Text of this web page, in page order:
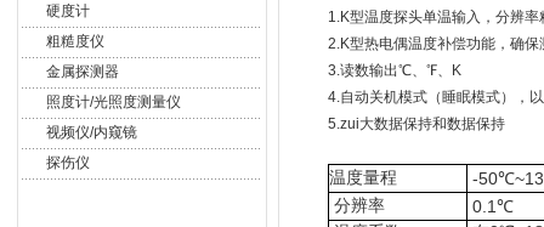
硬度计
粗糙度仪
金属探测器
照度计/光照度测量仪
视频仪/内窥镜
探伤仪
1.K型温度探头单温输入，分辨
2.K型热电偶温度补偿功能，确保
3.读数输出℃、℉、K
4.自动关机模式（睡眠模式），
5.zui大数据保持和数据保持
温度量程 -50℃~
分辨率
0.1℃